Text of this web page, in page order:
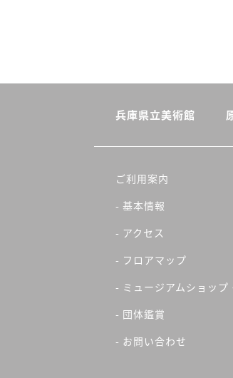
兵庫県立美術館
ご利用案内
- 基本情報
- アクセス
- フロアマップ
- ミュージアムショップ
- 団体鑑賞
- お問い合わせ